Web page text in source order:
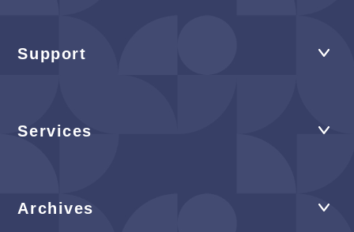
Support
Services
Archives